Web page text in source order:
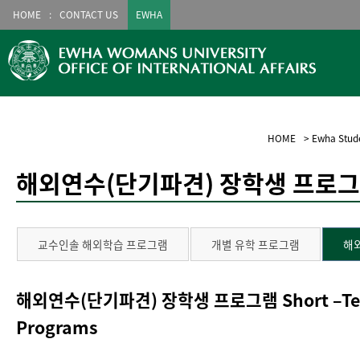
HOME CONTACT US EWHA
HOME > Ewha
해외연수(단기파견) 장학생 프로
교수인솔 해외학습 프로그램 개별 유학 프로그램 해
해외연수(단기파견) 장학생 프로그램 Short
Programs